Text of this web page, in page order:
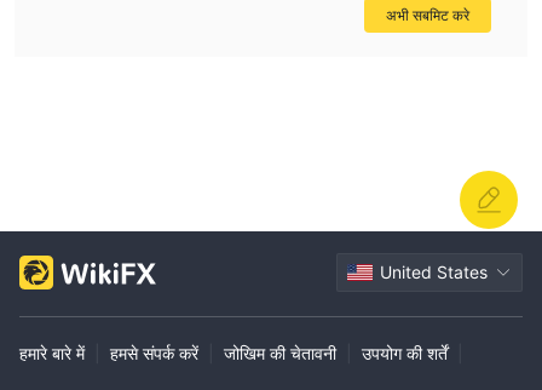
अभी सबमिट करे
United States
हमारे बारे में हमसे संपर्क करें जोखिम की चेतावनी उपयोग की शर्तें